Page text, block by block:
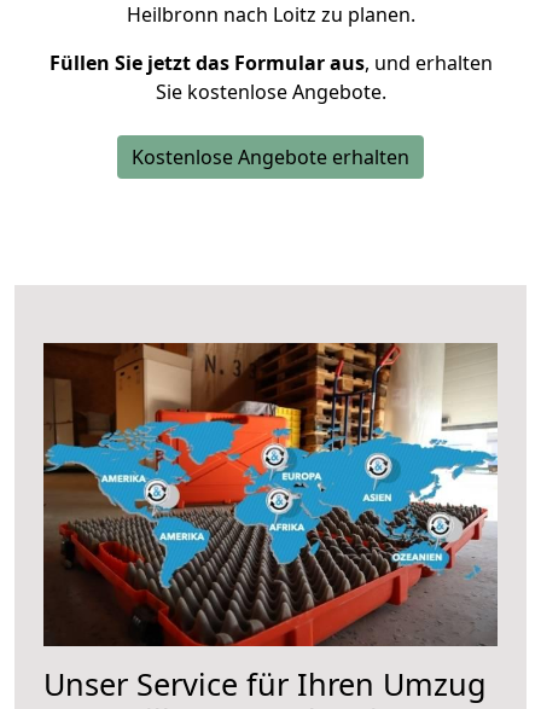
Heilbronn nach Loitz zu planen.
Füllen Sie jetzt das Formular aus, und erhalten
Sie kostenlose Angebote.
Kostenlose Angebote erhalten
Unser Service für Ihren Umzug